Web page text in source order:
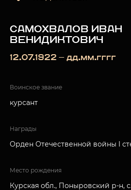
САМОХВАЛОВ ИВАН
ВЕНИДИКТОВИЧ
12.07.1922 — дд.мм.гггг
Воинское звание
курсант
Награды
Орден Отечественной войны I
Место рождения
Курская обл., Поныровский р-н,